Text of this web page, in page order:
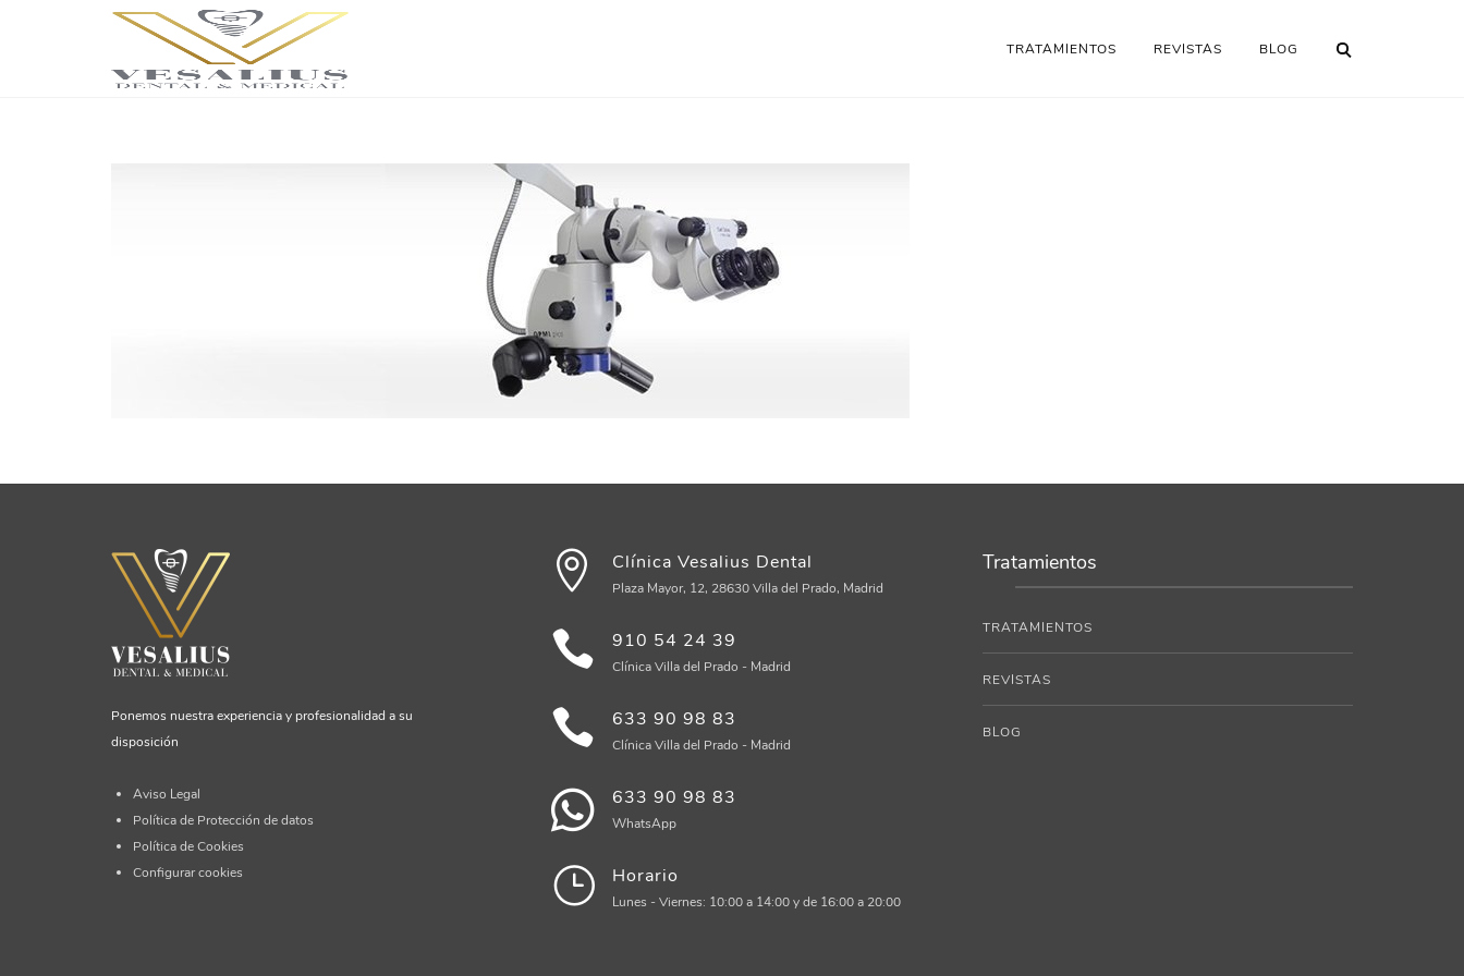
TRATAMIENTOS REVISTAS BLOG
Ponemos nuestra experiencia y profesionalidad a su
disposición
Aviso Legal
Política de Protección de datos
Política de Cookies
Configurar cookies
Clínica Vesalius Dental
Plaza Mayor, 12, 28630 Villa del Prado, Madrid
910 54 24 39
Clínica Villa del Prado - Madrid
633 90 98 83
Clínica Villa del Prado - Madrid
633 90 98 83
WhatsApp
Horario
Lunes - Viernes: 10:00 a 14:00 y de 16:00 a 20:00
Tratamientos
TRATAMIENTOS
REVISTAS
BLOG